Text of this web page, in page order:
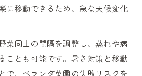
に移動できるため、急な天候変化
菜同士の間隔を調整し、蒸れや病
ことも可能です。暑さ対策と移動